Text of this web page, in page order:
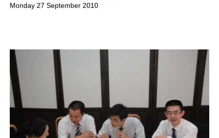
Monday 27 September 2010